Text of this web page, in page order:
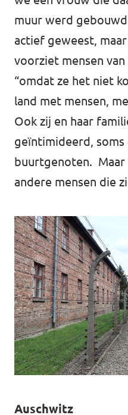
muur werd
actief geweest,
voorziet mensen
“omdat ze het niet
land met mensen,
Ook zij en haar
geïntimideerd,
buurtgenoten. Maar
andere mensen die
Auschwitz